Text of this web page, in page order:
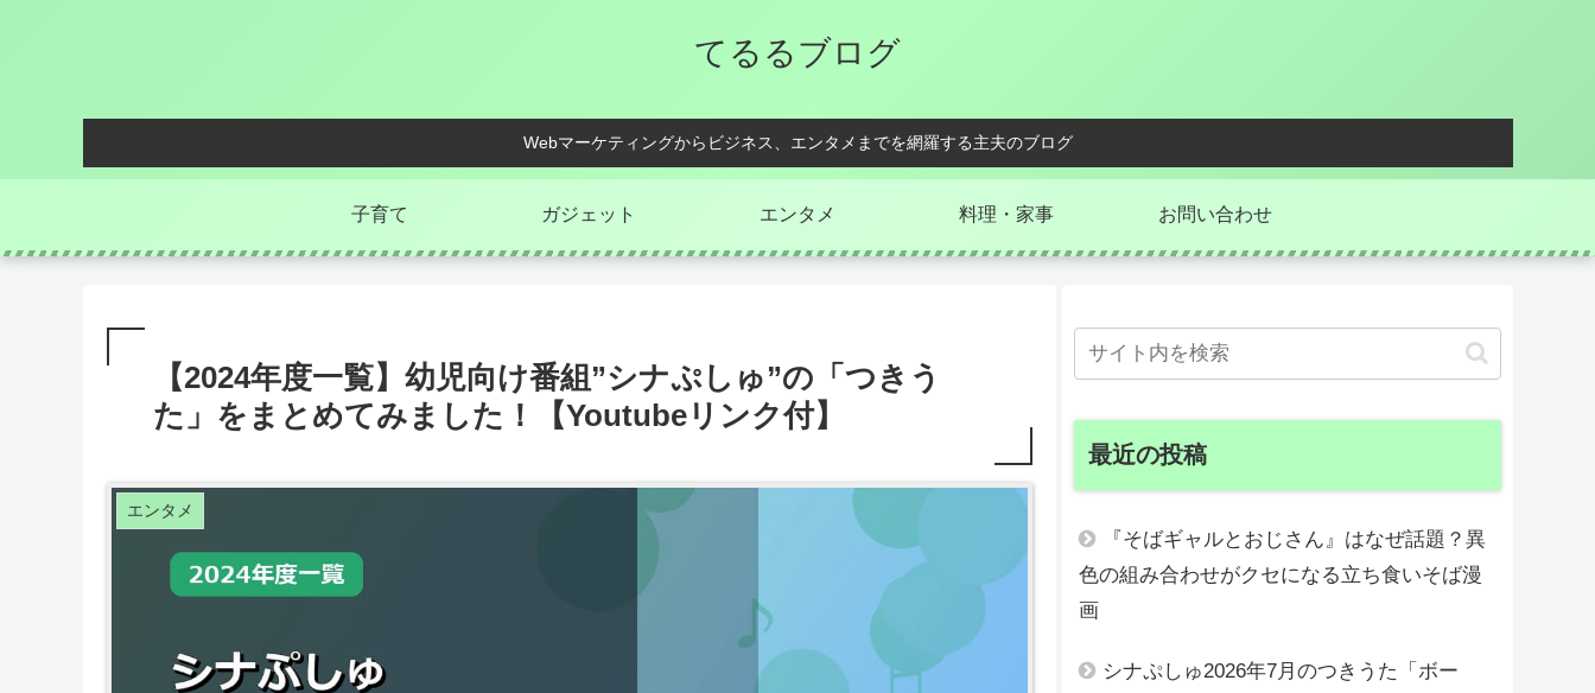
てるるブログ
Webマーケティングからビジネス、エンタメまでを網羅する主夫のブログ
子育て ガジェット エンタメ 料理・家事 お問い合わせ
【2024年度一覧】幼児向け番組”シナぷしゅ”の「つきう
た」をまとめてみました！【Youtubeリンク付】
エンタメ
最近の投稿
『そばギャルとおじさん』はなぜ話題？異
色の組み合わせがクセになる立ち食いそば漫
画
シナぷしゅ2026年7月のつきうた「ボー